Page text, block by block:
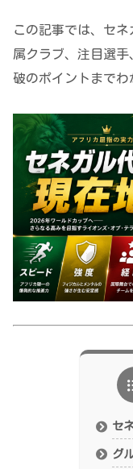
この記事では、セ
属クラブ、注目選
破のポイントまでわ
セ
グ